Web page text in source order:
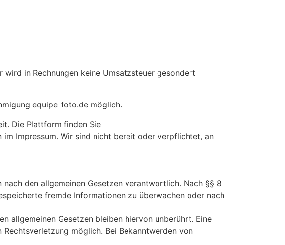
wird in Rechnungen keine Umsatzsteuer gesondert
equipe-foto.de möglich.
Die Plattform finden Sie
im Impressum. Wir sind nicht bereit oder verpflichtet, an
den allgemeinen Gesetzen verantwortlich. Nach §§ 8
fremde Informationen zu überwachen oder nach
allgemeinen Gesetzen bleiben hiervon unberührt. Eine
möglich. Bei Bekanntwerden von